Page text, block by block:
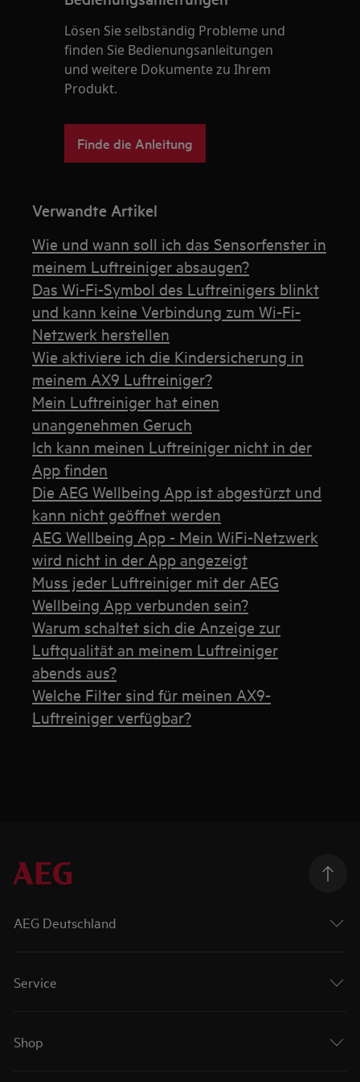
Lösen Sie selbständig Probleme und
finden Sie Bedienungsanleitungen
und weitere Dokumente zu Ihrem
Produkt.
Finde die Anleitung
Verwandte Artikel
Wie und wann soll ich das Sensorfenster in
meinem Luftreiniger absaugen?
Das Wi-Fi-Symbol des Luftreinigers blinkt
und kann keine Verbindung zum Wi-Fi-
Netzwerk herstellen
Wie aktiviere ich die Kindersicherung in
meinem AX9 Luftreiniger?
Mein Luftreiniger hat einen
unangenehmen Geruch
Ich kann meinen Luftreiniger nicht in der
App finden
Die AEG Wellbeing App ist abgestürzt und
kann nicht geöffnet werden
AEG Wellbeing App - Mein WiFi-Netzwerk
wird nicht in der App angezeigt
Muss jeder Luftreiniger mit der AEG
Wellbeing App verbunden sein?
Warum schaltet sich die Anzeige zur
Luftqualität an meinem Luftreiniger
abends aus?
Welche Filter sind für meinen AX9-
Luftreiniger verfügbar?
AEG Deutschland
Service
Shop